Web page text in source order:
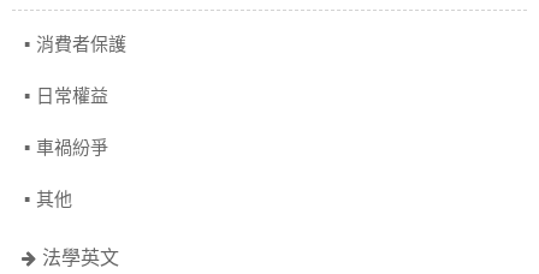
消費者保護
日常權益
車禍紛爭
其他
法學英文